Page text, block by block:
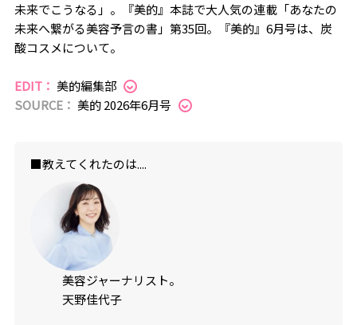
未来でこうなる」。『美的』本誌で大人気の連載「あなたの
未来へ繋がる美容予言の書」第35回。『美的』6月号は、炭
酸コスメについて。
EDIT： 美的編集部
SOURCE： 美的 2026年6月号
■教えてくれたのは....
美容ジャーナリスト。
天野佳代子